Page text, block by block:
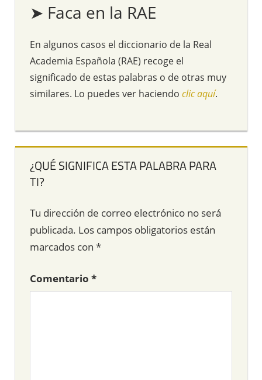
➤ Faca en la RAE
En algunos casos el diccionario de la Real
Academia Española (RAE) recoge el
significado de estas palabras o de otras muy
similares. Lo puedes ver haciendo clic aquí.
¿QUÉ SIGNIFICA ESTA PALABRA PARA
TI?
Tu dirección de correo electrónico no será
publicada. Los campos obligatorios están
marcados con *
Comentario *